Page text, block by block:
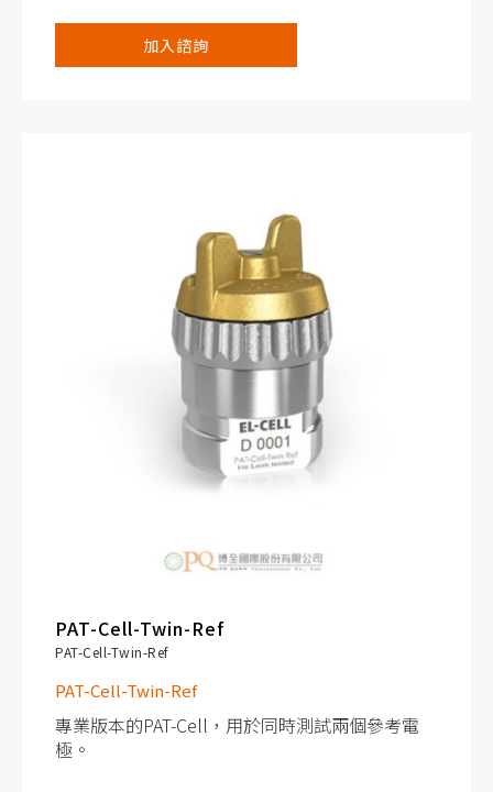
以三極式進行長期的半電池量測。
基於一次性使用的概念，不需要清洗或乾燥電池
加入諮詢
PAT-Cell-Twin-Ref
PAT-Cell-Twin-Ref
PAT-Cell-Twin-Ref
專業版本的PAT-Cell，用於同時測試兩個參考電
極。